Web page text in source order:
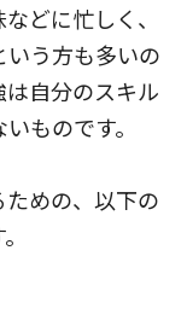
どに忙しく、
う方も多いの
自分のスキル
ものです。
めの、以下の